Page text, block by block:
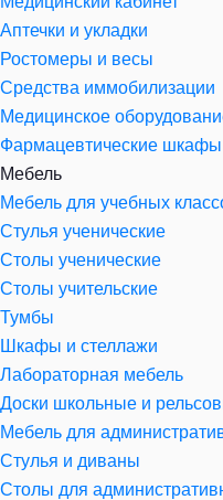
Аптечки и укладки
Ростомеры и весы
Средства иммобилизации
Медицинское
Фармацевтические шкафы
Мебель
Мебель для учебных
Стулья ученические
Столы ученические
Столы учительские
Тумбы
Шкафы и стеллажи
Лабораторная мебель
Доски школьные и
Мебель для
Стулья и диваны
Столы для